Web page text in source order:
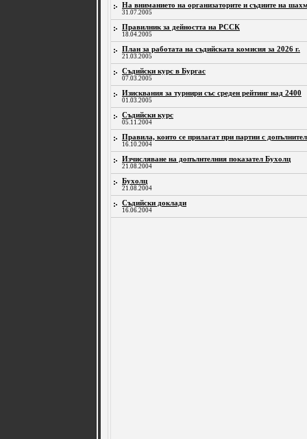
На вниманието на организаторите и съдиите на
31.07.2005
Правилник за дейността на РССК
18.04.2005
План за работата на съдийската комисия за 2026 г.
21.03.2005
Съдийски курс в Бургас
07.03.2005
Изисквания за турнири със среден рейтинг над 2400
01.03.2005
Съдийски курс
05.11.2004
Правила, които се прилагат при партии с
16.10.2004
Изчисляване на допълнтелния показател Бухолц
21.08.2004
Бухолц
21.08.2004
Съдийски доклади
16.06.2004